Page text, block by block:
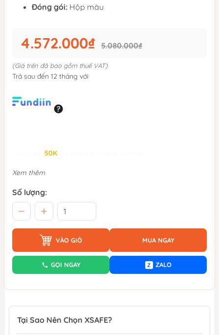
Đóng gói: Hộp màu
4.572.000₫ 5.080.000₫
(Giá trên đã bao gồm thuế VAT)
Trả sau đến 12 tháng với
50K
Xem thêm
Số lượng:
VÀO GIỎ MUA NGAY
GỌI NGAY Z ZALO
Tại Sao Nên Chọn XSAFE?